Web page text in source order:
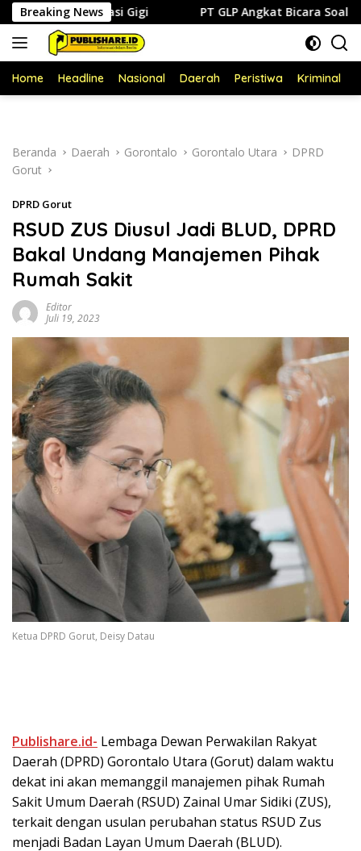
Langsung
ke
konten
Breaking News
Gigi PT GLP Angkat Bicara Soal Polemik
Home Headline Nasional Daerah Peristiwa Kriminal
Beranda Daerah Gorontalo Gorontalo Utara
DPRD
Gorut
DPRD Gorut
RSUD ZUS Diusul Jadi BLUD, DPRD
Bakal Undang Manajemen Pihak
Rumah Sakit
Editor
Juli 19, 2023
Ketua DPRD Gorut, Deisy Datau
Publishare.id- Lembaga Dewan Perwakilan Rakyat
Daerah (DPRD) Gorontalo Utara (Gorut) dalam waktu
dekat ini akan memanggil manajemen pihak Rumah
Sakit Umum Daerah (RSUD) Zainal Umar Sidiki (ZUS),
terkait dengan usulan perubahan status RSUD Zus
menjadi Badan Layan Umum Daerah (BLUD).